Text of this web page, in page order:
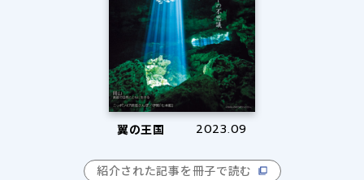
翼の王国 2023.09
紹介された記事を冊子で読む